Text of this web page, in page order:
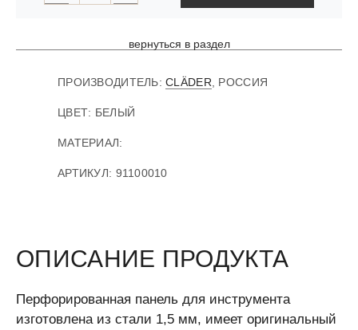
вернуться в раздел
ПРОИЗВОДИТЕЛЬ:CLÄDER , РОССИЯ
ЦВЕТ: БЕЛЫЙ
МАТЕРИАЛ:
АРТИКУЛ: 91100010
ОПИСАНИЕ ПРОДУКТА
Перфорированная панель для инструмента
изготовлена из стали 1,5 мм, имеет оригинальный